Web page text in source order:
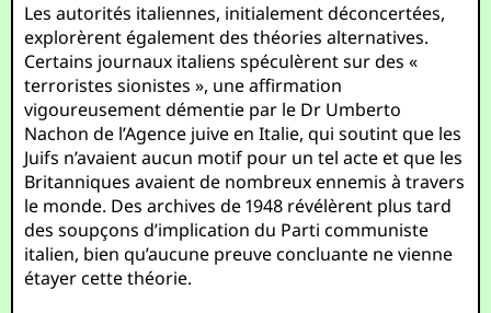
Les autorités italiennes, initialement déconcertées,
explorèrent également des théories alternatives.
Certains journaux italiens spéculèrent sur des «
terroristes sionistes », une affirmation
vigoureusement démentie par le Dr Umberto
Nachon de l’Agence juive en Italie, qui soutint que les
Juifs n’avaient aucun motif pour un tel acte et que les
Britanniques avaient de nombreux ennemis à travers
le monde. Des archives de 1948 révélèrent plus tard
des soupçons d’implication du Parti communiste
italien, bien qu’aucune preuve concluante ne vienne
étayer cette théorie.